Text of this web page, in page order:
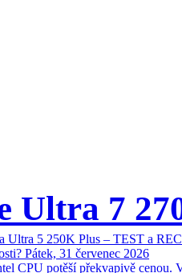
Ultra 7
Ultra 5 250K Plus – TEST a
Pátek, 31 červenec 2026
CPU potěší překvapivě cenou.